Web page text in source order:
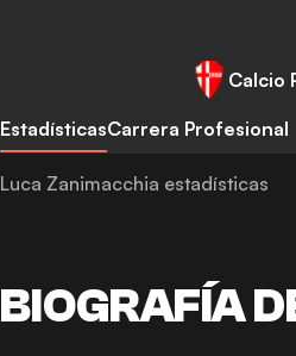
Calcio
EstadísticasCarrera Profesional
Luca Zanimacchia estadísticas
BIOGRAFÍA